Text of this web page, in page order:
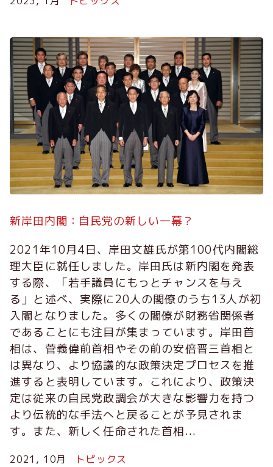
新岸田内閣：自民党の新しい一幕？
2021年10月4日、岸田文雄氏が第100代内閣総
理大臣に就任しました。岸田氏は新内閣を発表
する際、「若手議員にもっとチャンスを与え
る」と述べ、実際に20人の閣僚のうち13人が初
入閣となりました。多くの閣僚が財務省関係者
であることにも注目が集まっています。岸田首
相は、菅義偉前首相やその前の安倍晋三首相と
は異なり、より協議的な政策決定プロセスを推
進すると表明しています。これにより、政策決
定は従来の自民党政調会が大きな影響力を持つ
より伝統的な手法へと戻ることが予見されま
す。また、新しく任命された首相...
2021, 10月 トピックス